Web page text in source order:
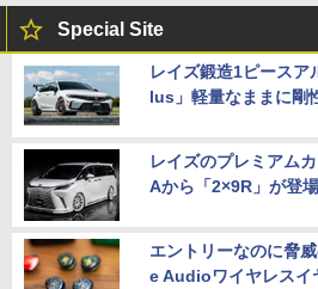
Special Site
レイズ鍛造1ピースア
lus」軽量なままに剛
レイズのプレミアム
Aから「2×9R」が登場
エントリーなのに脅
e Audioワイヤレスイ